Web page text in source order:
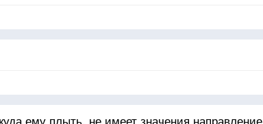
ему плыть, не имеет значения направление